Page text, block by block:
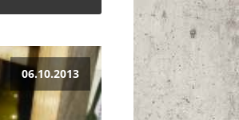
06.10.2013